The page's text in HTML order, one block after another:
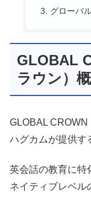
グローバ
GLOBAL
ラウン）
GLOBAL
ハグカムが提供す
英会話の教育に特
ネイティブレベル